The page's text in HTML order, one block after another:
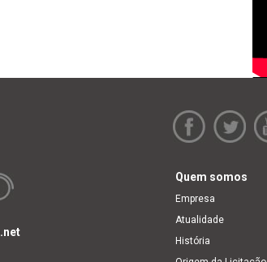
Quem somos
Empresa
Atualidade
História